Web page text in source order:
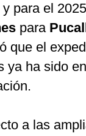
y para el
para
que el
ya ha sido
a las